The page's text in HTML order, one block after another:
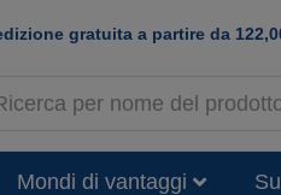
gratuita a partire da
Mondi di vantaggi